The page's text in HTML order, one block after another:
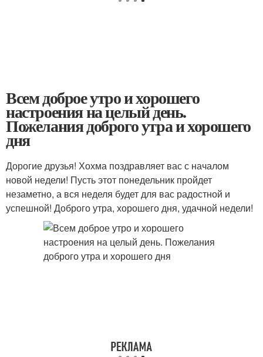
Всем доброе утро и хорошего
настроения на целый день.
Пожелания доброго утра и хорошего
дня
Дорогие друзья! Хохма поздравляет вас с началом
новой недели! Пусть этот понедельник пройдет
незаметно, а вся неделя будет для вас радостной и
успешной! Доброго утра, хорошего дня, удачной недели!